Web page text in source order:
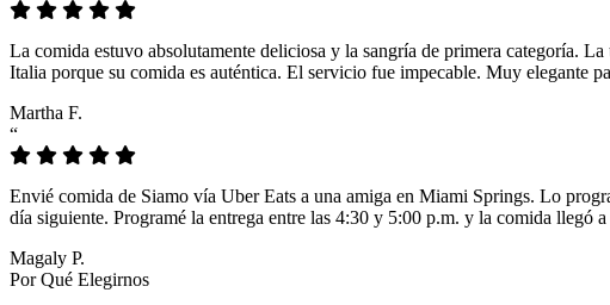
La comida estuvo absolutamente deliciosa y la sangría de primera categoría.
Italia porque su comida es auténtica. El servicio fue impecable. Muy elegante
Martha F.
“
Envié comida de Siamo vía Uber Eats a una amiga en Miami Springs. Lo
día siguiente. Programé la entrega entre las 4:30 y 5:00 p.m. y la comida llegó
Magaly P.
Por Qué Elegirnos